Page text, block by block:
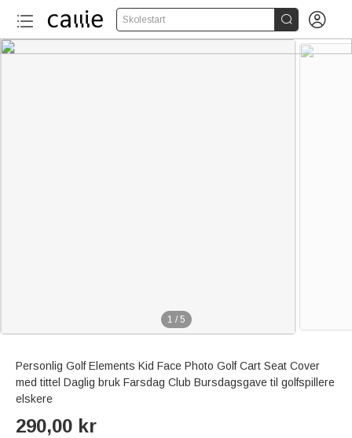
Skolestart  
1 / 5
Personlig Golf Elements Kid Face Photo Golf Cart Seat Cover
med tittel Daglig bruk Farsdag Club Bursdagsgave til golfspillere
elskere
290,00 kr